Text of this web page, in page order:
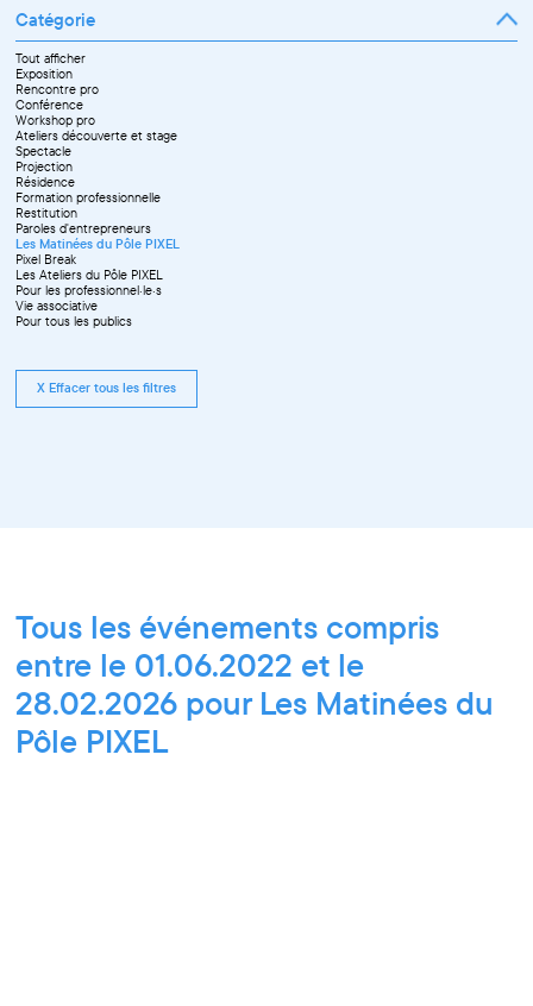
Catégorie
Tout afficher
Exposition
Rencontre pro
Conférence
Workshop pro
Ateliers découverte et stage
Spectacle
Projection
Résidence
Formation professionnelle
Restitution
Paroles d'entrepreneurs
Les Matinées du Pôle PIXEL
Pixel Break
Les Ateliers du Pôle PIXEL
Pour les professionnel·le·s
Vie associative
Pour tous les publics
X Effacer tous les filtres
Tous les événements compris
entre le 01.06.2022 et le
28.02.2026 pour Les Matinées du
Pôle PIXEL